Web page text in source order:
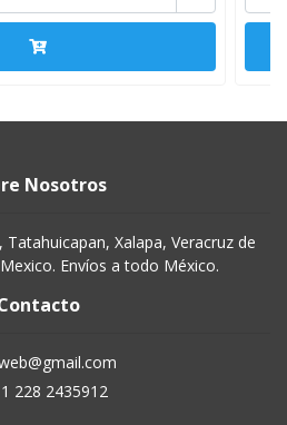
Nosotros
Xalapa, Veracruz de
Envíos a todo México.
228 2435912